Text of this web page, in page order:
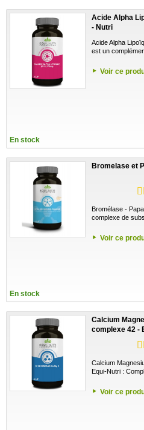
Acide Alpha
- Nutri
Acide Alpha
est un
Voir ce
En stock
Bromelase et
Bromélase -
complexe de
Voir ce
En stock
Calcium
complexe 42 -
Calcium
Equi-Nutri :
Voir ce